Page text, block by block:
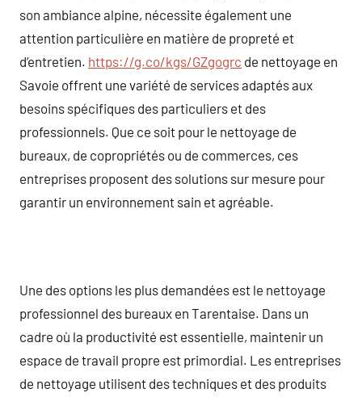
son ambiance alpine, nécessite également une
attention particulière en matière de propreté et
d’entretien. https://g.co/kgs/GZgogrc de nettoyage en
Savoie offrent une variété de services adaptés aux
besoins spécifiques des particuliers et des
professionnels. Que ce soit pour le nettoyage de
bureaux, de copropriétés ou de commerces, ces
entreprises proposent des solutions sur mesure pour
garantir un environnement sain et agréable.
Une des options les plus demandées est le nettoyage
professionnel des bureaux en Tarentaise. Dans un
cadre où la productivité est essentielle, maintenir un
espace de travail propre est primordial. Les entreprises
de nettoyage utilisent des techniques et des produits